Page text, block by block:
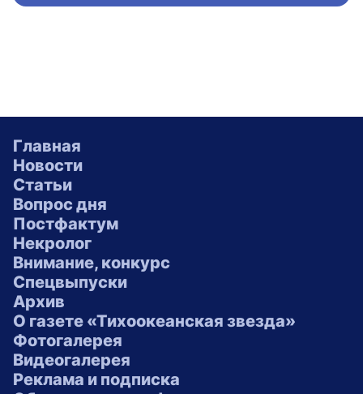
Главная
Новости
Статьи
Вопрос дня
Постфактум
Некролог
Внимание, конкурс
Спецвыпуски
Архив
О газете «Тихоокеанская звезда»
Фотогалерея
Видеогалерея
Реклама и подписка